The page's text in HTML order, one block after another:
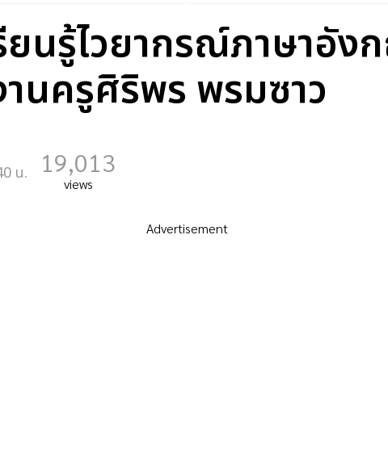
นรู้ไวยากรณ์ภาษาอัง
นครูศิริพร พรมซาว
น. 19,013
views
Advertisement